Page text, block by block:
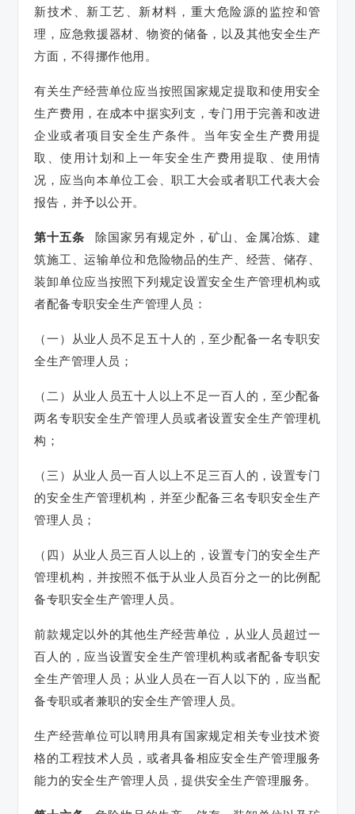
新技术、新工艺、新材料，重大危险源的监控和管
理，应急救援器材、物资的储备，以及其他安全生产
方面，不得挪作他用。
有关生产经营单位应当按照国家规定提取和使用安全
生产费用，在成本中据实列支，专门用于完善和改进
企业或者项目安全生产条件。当年安全生产费用提
取、使用计划和上一年安全生产费用提取、使用情
况，应当向本单位工会、职工大会或者职工代表大会
报告，并予以公开。
第十五条
除国家另有规定外，矿山、金属冶炼、建
筑施工、运输单位和危险物品的生产、经营、储存、
装卸单位应当按照下列规定设置安全生产管理机构或
者配备专职安全生产管理人员：
（一）从业人员不足五十人的，至少配备一名专职安
全生产管理人员；
（二）从业人员五十人以上不足一百人的，至少配备
两名专职安全生产管理人员或者设置安全生产管理机
构；
（三）从业人员一百人以上不足三百人的，设置专门
的安全生产管理机构，并至少配备三名专职安全生产
管理人员；
（四）从业人员三百人以上的，设置专门的安全生产
管理机构，并按照不低于从业人员百分之一的比例配
备专职安全生产管理人员。
前款规定以外的其他生产经营单位，从业人员超过一
百人的，应当设置安全生产管理机构或者配备专职安
全生产管理人员；从业人员在一百人以下的，应当配
备专职或者兼职的安全生产管理人员。
生产经营单位可以聘用具有国家规定相关专业技术资
格的工程技术人员，或者具备相应安全生产管理服务
能力的安全生产管理人员，提供安全生产管理服务。